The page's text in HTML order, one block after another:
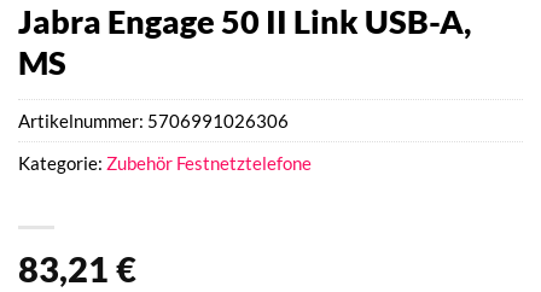
Jabra Engage 50 II Link USB-A,
MS
83,21 €
Artikelnummer: 5706991026306
Kategorie: Zubehör Festnetztelefone